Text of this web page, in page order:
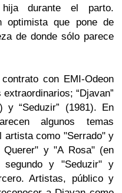
durante el parto.
optimista que pone de
de donde sólo parece
con EMI-Odeon
extraordinarios; “Djavan”
y“Seduzir” (1981). En
algunos temas
artista como "Serrado" y
Querer" y"A Rosa"(en
y "Seduzir"y
Artistas, público y